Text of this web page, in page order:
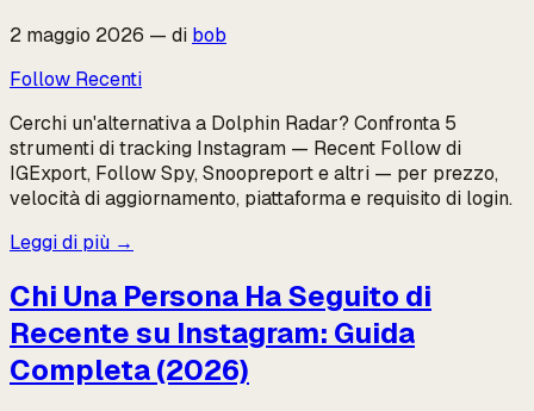
2 maggio 2026 — di bob
Follow Recenti
Cerchi un'alternativa a Dolphin Radar? Confronta 5
strumenti di tracking Instagram — Recent Follow di
IGExport, Follow Spy, Snoopreport e altri — per prezzo,
velocità di aggiornamento, piattaforma e requisito di login.
Leggi di più →
Chi Una Persona Ha Seguito di
Recente su Instagram: Guida
Completa (2026)